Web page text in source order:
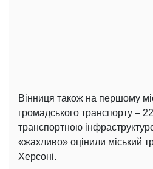
Вінниця також на першому
громадського транспорту –
транспортною
«жахливо» оцінили міський
Херсоні.